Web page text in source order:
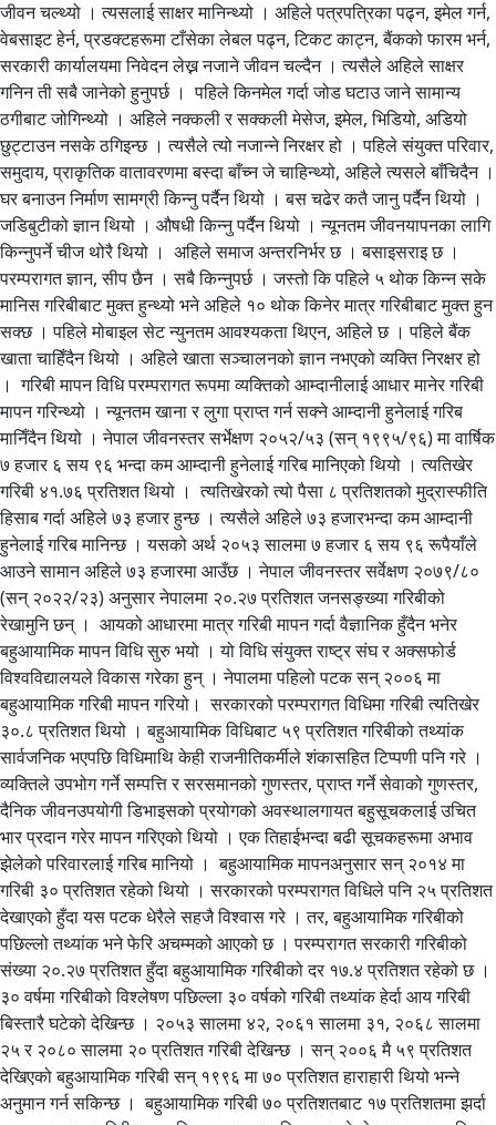
जीवन चल्थ्यो । त्यसलाई साक्षर मानिन्थ्यो । अहिले पत्रपत्रिका पढ्न, इमेल गर्न,
वेबसाइट हेर्न, प्रडक्टहरूमा टाँसेका लेबल पढ्न, टिकट काट्न, बैंकको फारम भर्न,
सरकारी कार्यालयमा निवेदन लेख्न नजाने जीवन चल्दैन । त्यसैले अहिले साक्षर
गनिन ती सबै जानेको हुनुपर्छ । पहिले किनमेल गर्दा जोड घटाउ जाने सामान्य
ठगीबाट जोगिन्थ्यो । अहिले नक्कली र सक्कली मेसेज, इमेल, भिडियो, अडियो
छुट्टाउन नसके ठगिइन्छ । त्यसैले त्यो नजान्ने निरक्षर हो । पहिले संयुक्त परिवार,
समुदाय, प्राकृतिक वातावरणमा बस्दा बाँच्न जे चाहिन्थ्यो, अहिले त्यसले बाँचिदैन ।
घर बनाउन निर्माण सामग्री किन्नु पर्दैन थियो । बस चढेर कतै जानु पर्दैन थियो ।
जडिबुटीको ज्ञान थियो । औषधी किन्नु पर्दैन थियो । न्यूनतम जीवनयापनका लागि
किन्नुपर्ने चीज थोरै थियो । अहिले समाज अन्तरनिर्भर छ । बसाइसराइ छ ।
परम्परागत ज्ञान, सीप छैन । सबै किन्नुपर्छ । जस्तो कि पहिले ५ थोक किन्न सके
मानिस गरिबीबाट मुक्त हुन्थ्यो भने अहिले १० थोक किनेर मात्र गरिबीबाट मुक्त हुन
सक्छ । पहिले मोबाइल सेट न्युनतम आवश्यकता थिएन, अहिले छ । पहिले बैंक
खाता चाहिँदैन थियो । अहिले खाता सञ्चालनको ज्ञान नभएको व्यक्ति निरक्षर हो
। गरिबी मापन विधि परम्परागत रूपमा व्यक्तिको आम्दानीलाई आधार मानेर गरिबी
मापन गरिन्थ्यो । न्यूनतम खाना र लुगा प्राप्त गर्न सक्ने आम्दानी हुनेलाई गरिब
मानिँदैन थियो । नेपाल जीवनस्तर सर्भेक्षण २०५२/५३ (सन् १९९५/९६) मा वार्षिक
७ हजार ६ सय ९६ भन्दा कम आम्दानी हुनेलाई गरिब मानिएको थियो । त्यतिखेर
गरिबी ४१.७६ प्रतिशत थियो । त्यतिखेरको त्यो पैसा ८ प्रतिशतको मुद्रास्फीति
हिसाब गर्दा अहिले ७३ हजार हुन्छ । त्यसैले अहिले ७३ हजारभन्दा कम आम्दानी
हुनेलाई गरिब मानिन्छ । यसको अर्थ २०५३ सालमा ७ हजार ६ सय ९६ रूपैयाँले
आउने सामान अहिले ७३ हजारमा आउँछ । नेपाल जीवनस्तर सर्वेक्षण २०७९/८०
(सन् २०२२/२३) अनुसार नेपालमा २०.२७ प्रतिशत जनसङ्ख्या गरिबीको
रेखामुनि छन् । आयको आधारमा मात्र गरिबी मापन गर्दा वैज्ञानिक हुँदैन भनेर
बहुआयामिक मापन विधि सुरु भयो । यो विधि संयुक्त राष्ट्र संघ र अक्सफोर्ड
विश्वविद्यालयले विकास गरेका हुन् । नेपालमा पहिलो पटक सन् २००६ मा
बहुआयामिक गरिबी मापन गरियो। सरकारको परम्परागत विधिमा गरिबी त्यतिखेर
३०.८ प्रतिशत थियो । बहुआयामिक विधिबाट ५९ प्रतिशत गरिबीको तथ्यांक
सार्वजनिक भएपछि विधिमाथि केही राजनीतिकर्मीले शंकासहित टिप्पणी पनि गरे ।
व्यक्तिले उपभोग गर्ने सम्पत्ति र सरसमानको गुणस्तर, प्राप्त गर्ने सेवाको गुणस्तर,
दैनिक जीवनउपयोगी डिभाइसको प्रयोगको अवस्थालगायत बहुसूचकलाई उचित
भार प्रदान गरेर मापन गरिएको थियो । एक तिहाईभन्दा बढी सूचकहरूमा अभाव
झेलेको परिवारलाई गरिब मानियो । बहुआयामिक मापनअनुसार सन् २०१४ मा
गरिबी ३० प्रतिशत रहेको थियो । सरकारको परम्परागत विधिले पनि २५ प्रतिशत
देखाएको हुँदा यस पटक धेरैले सहजै विश्वास गरे । तर, बहुआयामिक गरिबीको
पछिल्लो तथ्यांक भने फेरि अचम्मको आएको छ । परम्परागत सरकारी गरिबीको
संख्या २०.२७ प्रतिशत हुँदा बहुआयामिक गरिबीको दर १७.४ प्रतिशत रहेको छ ।
३० वर्षमा गरिबीको विश्लेषण पछिल्ला ३० वर्षको गरिबी तथ्यांक हेर्दा आय गरिबी
बिस्तारै घटेको देखिन्छ । २०५३ सालमा ४२, २०६१ सालमा ३१, २०६८ सालमा
२५ र २०८० सालमा २० प्रतिशत गरिबी देखिन्छ । सन् २००६ मै ५९ प्रतिशत
देखिएको बहुआयामिक गरिबी सन् १९९६ मा ७० प्रतिशत हाराहारी थियो भन्ने
अनुमान गर्न सकिन्छ । बहुआयामिक गरिबी ७० प्रतिशतबाट १७ प्रतिशतमा झर्दा